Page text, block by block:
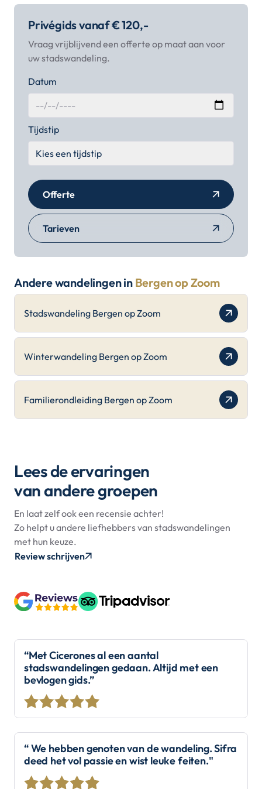
Privégids vanaf € 120,-
Vraag vrijblijvend een offerte op maat aan voor
uw stadswandeling.
Datum
Tijdstip
Offerte
Tarieven
Andere wandelingen in Bergen op Zoom
Stadswandeling Bergen op Zoom
Winterwandeling Bergen op Zoom
Familierondleiding Bergen op Zoom
Lees de ervaringen
van andere groepen
En laat zelf ook een recensie achter!
Zo helpt u andere liefhebbers van stadswandelingen
met hun keuze.
Review schrijven
“Met Cicerones al een aantal
stadswandelingen gedaan. Altijd met een
bevlogen gids.”
“ We hebben genoten van de wandeling. Sifra
deed het vol passie en wist leuke feiten."